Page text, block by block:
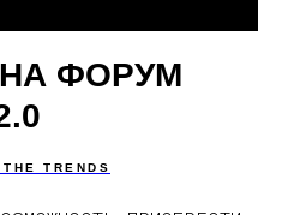
НА ФОРУМ
TRENDS